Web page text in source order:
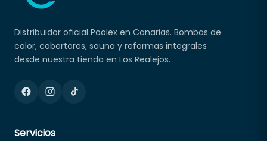
Distribuidor oficial Poolex en Canarias. Bombas de
calor, cobertores, sauna y reformas integrales
desde nuestra tienda en Los Realejos.
Servicios